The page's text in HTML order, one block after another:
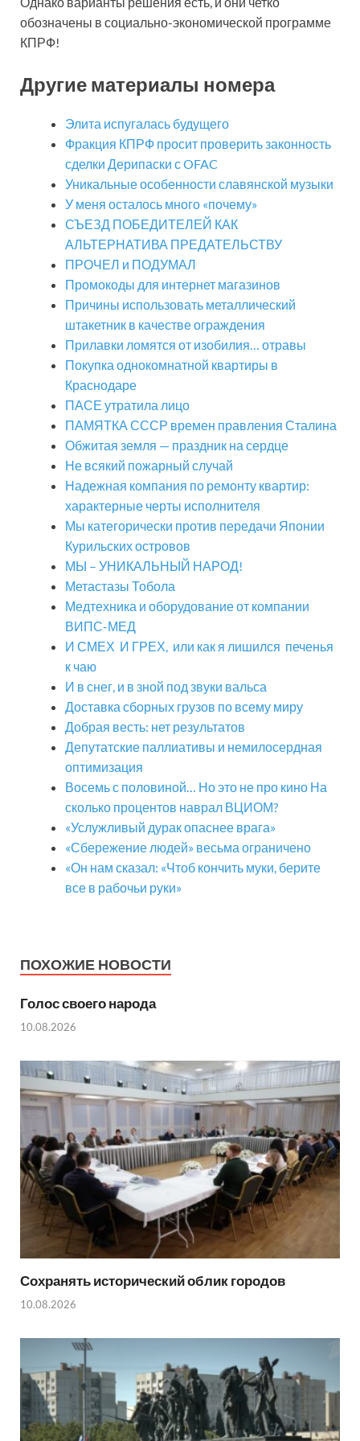
обозначены в социально-экономической программе
КПРФ!
Другие материалы номера
Элита испугалась будущего
Фракция КПРФ просит проверить законность
сделки Дерипаски с OFAC
Уникальные особенности славянской музыки
У меня осталось много «почему»
СЪЕЗД ПОБЕДИТЕЛЕЙ КАК
АЛЬТЕРНАТИВА ПРЕДАТЕЛЬСТВУ
ПРОЧЕЛ и ПОДУМАЛ
Промокоды для интернет магазинов
Причины использовать металлический
штакетник в качестве ограждения
Прилавки ломятся от изобилия… отравы
Покупка однокомнатной квартиры в
Краснодаре
ПАСЕ утратила лицо
ПАМЯТКА СССР времен правления Сталина
Обжитая земля — праздник на сердце
Не всякий пожарный случай
Надежная компания по ремонту квартир:
характерные черты исполнителя
Мы категорически против передачи Японии
Курильских островов
МЫ – УНИКАЛЬНЫЙ НАРОД!
Метастазы Тобола
Медтехника и оборудование от компании
ВИПС-МЕД
И СМЕХ И ГРЕХ, или как я лишился печенья
к чаю
И в снег, и в зной под звуки вальса
Доставка сборных грузов по всему миру
Добрая весть: нет результатов
Депутатские паллиативы и немилосердная
оптимизация
Восемь с половиной… Но это не про кино На
сколько процентов наврал ВЦИОМ?
«Услужливый дурак опаснее врага»
«Сбережение людей» весьма ограничено
«Он нам сказал: «Чтоб кончить муки, берите
все в рабочьи руки»
ПОХОЖИЕ НОВОСТИ
Голос своего народа
10.08.2026
Сохранять исторический облик городов
10.08.2026